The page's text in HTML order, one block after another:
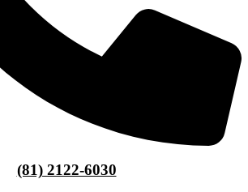
(81) 2122-6030